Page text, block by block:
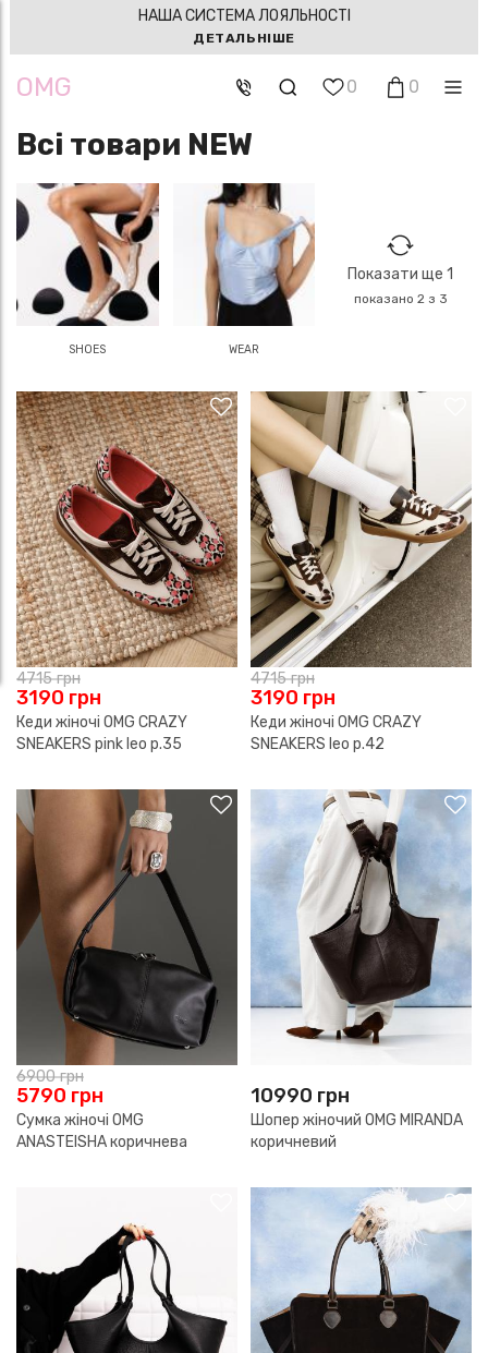
НАША СИСТЕМА ЛОЯЛЬНОСТІ
ДЕТАЛЬНІШЕ
OMG 0 0
Всі товари NEW
SHOES WEAR
Показати ще 1
показано 2 з 3
4715грн
3190 грн
Кеди жіночі OMG CRAZY
SNEAKERS pink leo р.35
4715грн
3190 грн
Кеди жіночі OMG CRAZY
SNEAKERS leo р.42
6900грн
5790 грн
Сумка жіночі OMG
ANASTEISHA коричнева
10990 грн
Шопер жіночий OMG MIRANDA
коричневий